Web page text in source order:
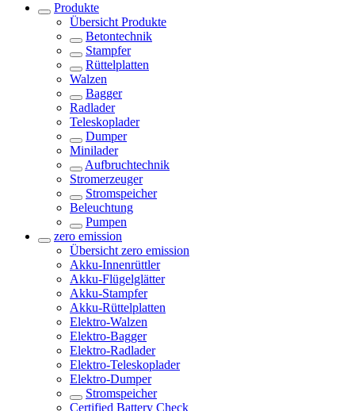
Produkte
Übersicht Produkte
Betontechnik
Stampfer
Rüttelplatten
Walzen
Bagger
Radlader
Teleskoplader
Dumper
Minilader
Aufbruchtechnik
Stromerzeuger
Stromspeicher
Beleuchtung
Pumpen
zero emission
Übersicht zero emission
Akku-Innenrüttler
Akku-Flügelglätter
Akku-Stampfer
Akku-Rüttelplatten
Elektro-Walzen
Elektro-Bagger
Elektro-Radlader
Elektro-Teleskoplader
Elektro-Dumper
Stromspeicher
Certified Battery Check